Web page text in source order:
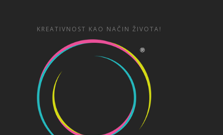
KREATIVNOST KAO NAČIN ŽIVOTA!